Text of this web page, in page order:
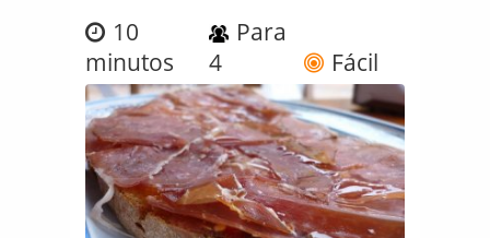
10
minutos
Para
4
Fácil